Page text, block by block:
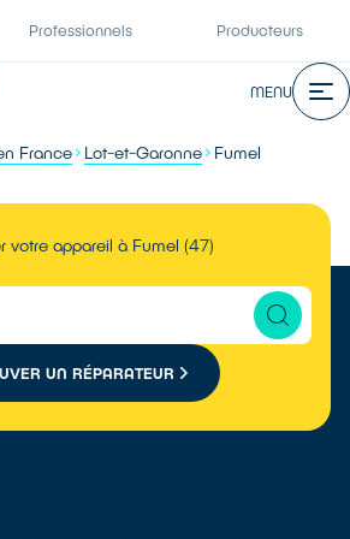
Professionnels Producteurs
MENU
France Lot-et-Garonne Fumel
votre appareil à Fumel (47)
UN RÉPARATEUR